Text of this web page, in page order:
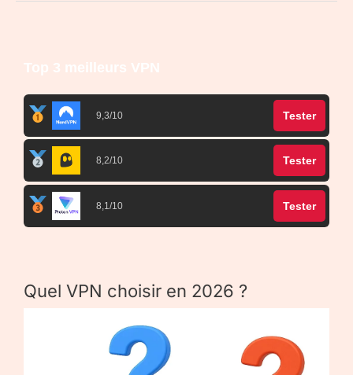
Top 3 meilleurs VPN
9,3/10 Tester
8,2/10 Tester
8,1/10 Tester
Quel VPN choisir en 2026 ?